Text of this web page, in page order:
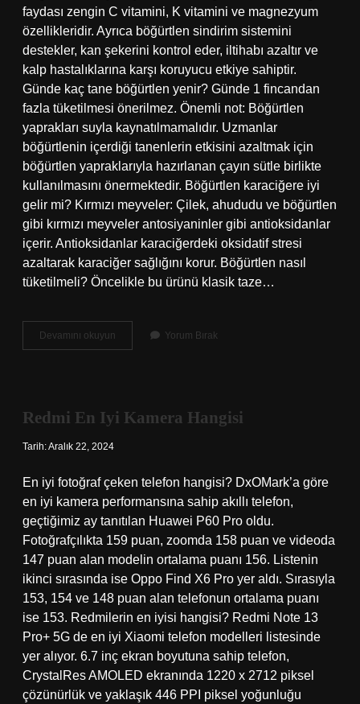
faydası zengin C vitamini, K vitamini ve magnezyum
özellikleridir. Ayrıca böğürtlen sindirim sistemini
destekler, kan şekerini kontrol eder, iltihabı azaltır ve
kalp hastalıklarına karşı koruyucu etkiye sahiptir.
Günde kaç tane böğürtlen yenir? Günde 1 fincandan
fazla tüketilmesi önerilmez. Önemli not: Böğürtlen
yaprakları suyla kaynatılmamalıdır. Uzmanlar
böğürtlenin içerdiği tanenlerin etkisini azaltmak için
böğürtlen yapraklarıyla hazırlanan çayın sütle birlikte
kullanılmasını önermektedir. Böğürtlen karaciğere iyi
gelir mi? Kırmızı meyveler: Çilek, ahududu ve böğürtlen
gibi kırmızı meyveler antosiyaninler gibi antioksidanlar
içerir. Antioksidanlar karaciğerdeki oksidatif stresi
azaltarak karaciğer sağlığını korur. Böğürtlen nasıl
tüketilmeli? Öncelikle bu ürünü klasik taze…
Devamını okuyun Böğürtlen
Içinde
Yorum Bırak
Redmi En Iyi Kamera Hangisi
Tarih: Aralık 22, 2024
En iyi fotoğraf çeken telefon hangisi? DxOMark’a göre
en iyi kamera performansına sahip akıllı telefon,
geçtiğimiz ay tanıtılan Huawei P60 Pro oldu.
Fotoğrafçılıkta 159 puan, zoomda 158 puan ve videoda
147 puan alan modelin ortalama puanı 156. Listenin
ikinci sırasında ise Oppo Find X6 Pro yer aldı. Sırasıyla
153, 154 ve 148 puan alan telefonun ortalama puanı
ise 153. Redmilerin en iyisi hangisi? Redmi Note 13
Pro+ 5G de en iyi Xiaomi telefon modelleri listesinde
yer alıyor. 6.7 inç ekran boyutuna sahip telefon,
CrystalRes AMOLED ekranında 1220 x 2712 piksel
çözünürlük ve yaklaşık 446 PPI piksel yoğunluğu